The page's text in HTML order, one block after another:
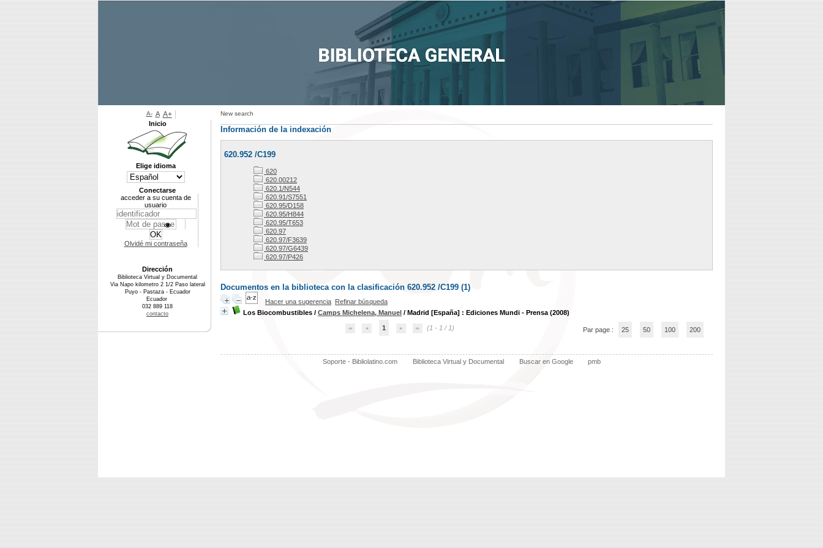
New search
Información de la indexación
620.952 /C199
620
620.00212
620.1/N544
620.91/S7551
620.95/D158
620.95/H844
620.95/T653
620.97
620.97/F3639
620.97/G6439
620.97/P426
Documentos en la biblioteca con la clasificación 620.952 /C199 (1)
Hacer una sugerencia Refinar búsqueda
Los Biocombustibles / Camps Michelena, Manuel / Madrid [España] : Ediciones Mundi - Prensa (2008)
1 (1 - 1 / 1) Par page : 25 50 100 200
Soporte - Bibliolatino.com Biblioteca Virtual y Documental Buscar en Google pmb
A- A A+
Inicio
Elige idioma
Conectarse
acceder a su cuenta de
usuario
Olvidé mi contraseña
Dirección
Biblioteca Virtual y Documental
Via Napo kilometro 2 1/2 Paso lateral
Puyo - Pastaza - Ecuador
Ecuador
032 889 118
contacto